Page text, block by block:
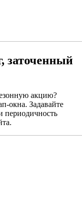
заточенный
акцию?
окна. Задавайте
периодичность